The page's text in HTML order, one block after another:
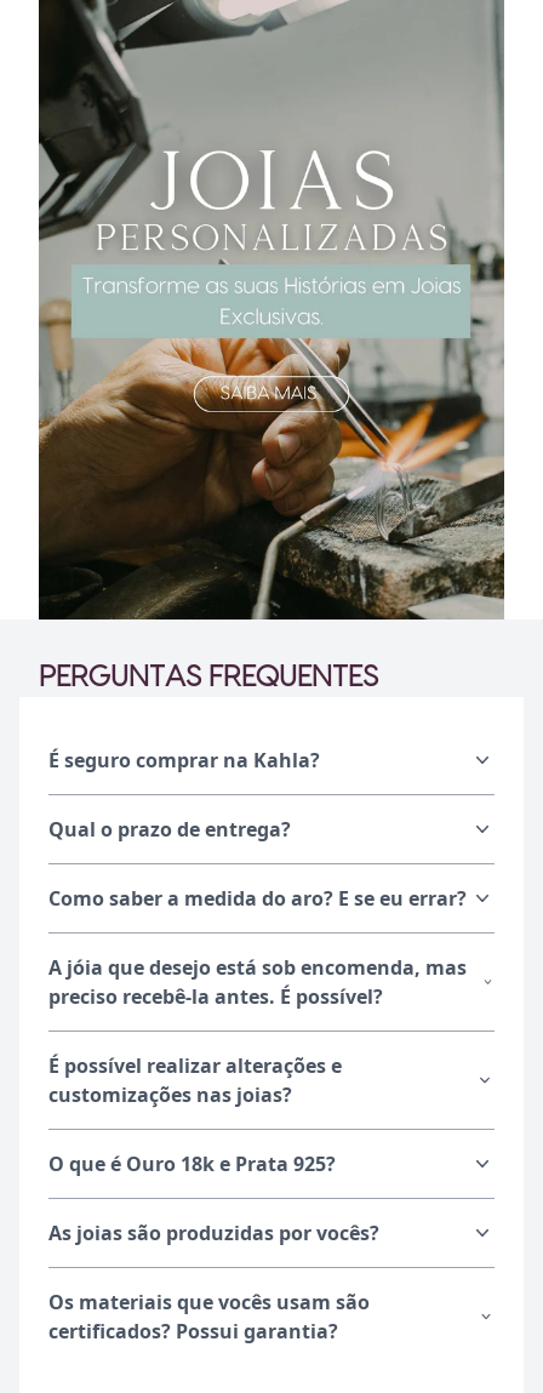
PERGUNTAS FREQUENTES
É seguro comprar na Kahla?
Qual o prazo de entrega?
Como saber a medida do aro? E se eu errar?
A jóia que desejo está sob encomenda, mas
preciso recebê-la antes. É possível?
É possível realizar alterações e
customizações nas joias?
O que é Ouro 18k e Prata 925?
As joias são produzidas por vocês?
Os materiais que vocês usam são
certificados? Possui garantia?